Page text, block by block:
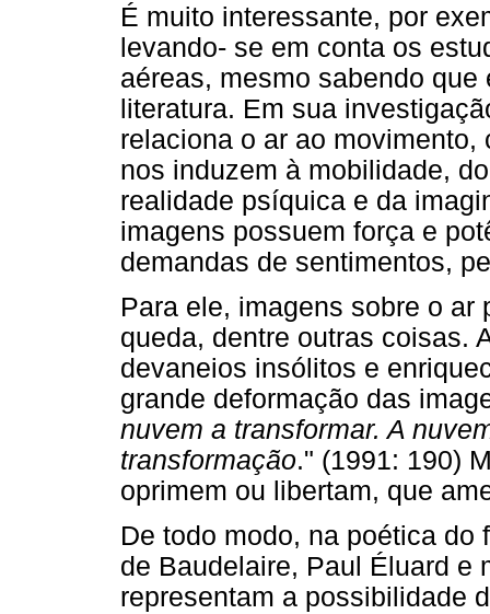
É muito interessante, por
levando- se em conta os
aéreas, mesmo sabendo
literatura. Em sua
relaciona o ar ao
nos induzem à mobilidade,
realidade psíquica e da
imagens possuem força e
demandas de sentimentos,
Para ele, imagens sobre o
queda, dentre outras coisas.
devaneios insólitos e
grande deformação das
nuvem a transformar. A
transformação." (1991: 190)
oprimem ou libertam, que
De todo modo, na poética
de Baudelaire, Paul Éluard e
representam a possibilidade